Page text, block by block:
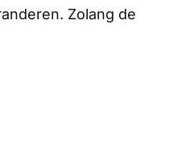
Zolang de